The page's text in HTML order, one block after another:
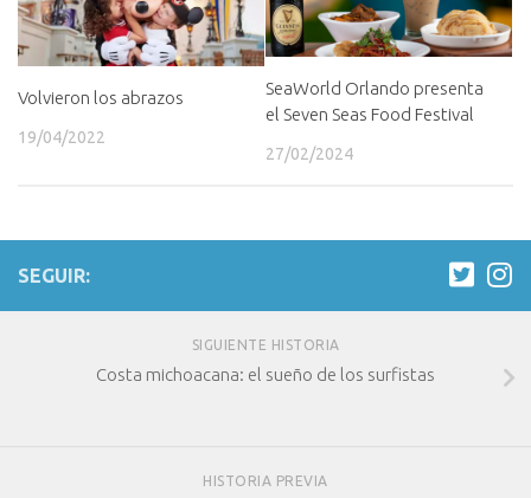
Volvieron los abrazos
19/04/2022
SeaWorld Orlando presenta
el Seven Seas Food Festival
27/02/2024
SEGUIR:
SIGUIENTE HISTORIA
Costa michoacana: el sueño de los surfistas
HISTORIA PREVIA